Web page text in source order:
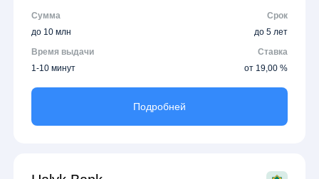
Сумма
Срок
до 10 млн
до 5 лет
Время выдачи
Ставка
1-10 минут
от 19,00 %
Подробней